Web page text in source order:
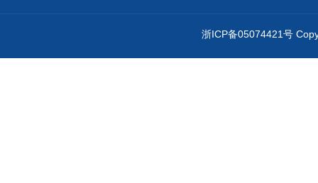
浙ICP备05074421号